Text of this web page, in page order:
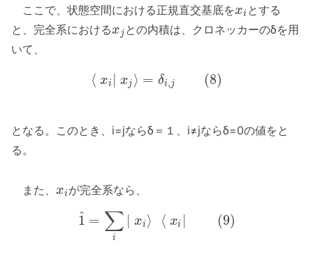
ここで、状態空間における正規直交基底をxi とする
と、完全系におけるxj との内積は、クロネッカーのδを用
いて、
⟨ xi xj ⟩ = δi,j (8)
となる。このとき、i=jならδ＝１、i≠jならδ=0の値をと
る。
また、 xi が完全系なら、
1
^ = ∑
i
xi ⟩ ⟨ xi (9)